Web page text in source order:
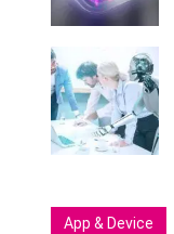
App & Device